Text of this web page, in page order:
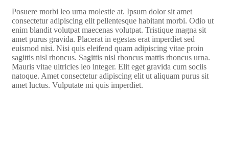
Posuere morbi leo urna molestie at. Ipsum dolor sit amet
consectetur adipiscing elit pellentesque habitant morbi. Odio ut
enim blandit volutpat maecenas volutpat. Tristique magna sit
amet purus gravida. Placerat in egestas erat imperdiet sed
euismod nisi. Nisi quis eleifend quam adipiscing vitae proin
sagittis nisl rhoncus. Sagittis nisl rhoncus mattis rhoncus urna.
Mauris vitae ultricies leo integer. Elit eget gravida cum sociis
natoque. Amet consectetur adipiscing elit ut aliquam purus sit
amet luctus. Vulputate mi quis imperdiet.